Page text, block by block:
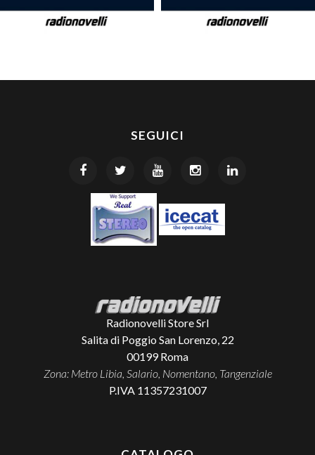
SEGUICI
Radionovelli Store Srl
Salita di Poggio San Lorenzo, 22
00199 Roma
Zona: Metro Libia, Salario, Nomentano, Tangenziale
P.IVA 11357231007